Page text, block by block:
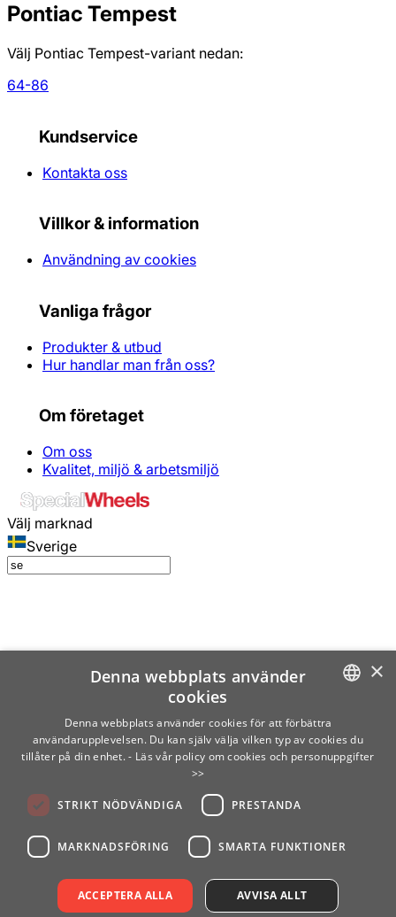
Pontiac Tempest
Välj Pontiac Tempest-variant nedan:
64-86
Kundservice
Kontakta oss
Villkor & information
Användning av cookies
Vanliga frågor
Produkter & utbud
Hur handlar man från oss?
Om företaget
Om oss
Kvalitet, miljö & arbetsmiljö
Välj marknad
Sverige
SWEDISH
×
Denna webbplats använder
cookies
Denna webbplats använder cookies för att förbättra
användarupplevelsen. Du kan själv välja vilken typ av cookies du
tillåter på din enhet. - Läs vår policy om cookies och personuppgifter
>>
STRIKT NÖDVÄNDIGA PRESTANDA
MARKNADSFÖRING SMARTA FUNKTIONER
ACCEPTERA ALLA AVVISA ALLT